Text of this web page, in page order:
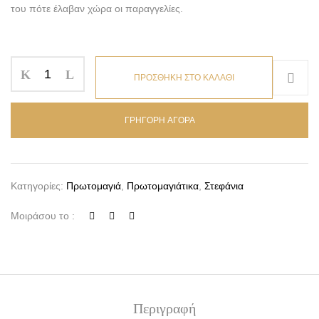
του πότε έλαβαν χώρα οι παραγγελίες.
ΠΡΟΣΘΗΚΗ ΣΤΟ ΚΑΛΑΘΙ
ΓΡΗΓΟΡΗ ΑΓΟΡΑ
Κατηγορίες: Πρωτομαγιά, Πρωτομαγιάτικα, Στεφάνια
Μοιράσου το :
Περιγραφή